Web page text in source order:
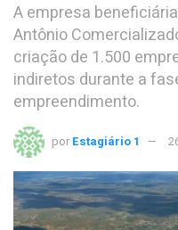
A empresa
Antônio
criação de 1.500
indiretos durante a
empreendimento.
por Estagiário 1